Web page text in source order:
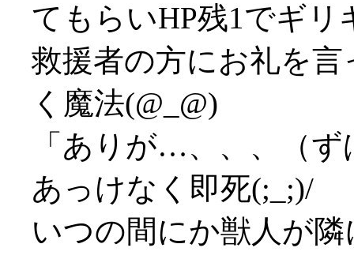
てもらいHP残1でギリ
救援者の方にお礼を
く魔法(@_@)
「ありが…、、、（
あっけなく即死(;_;)/
いつの間にか獣人が